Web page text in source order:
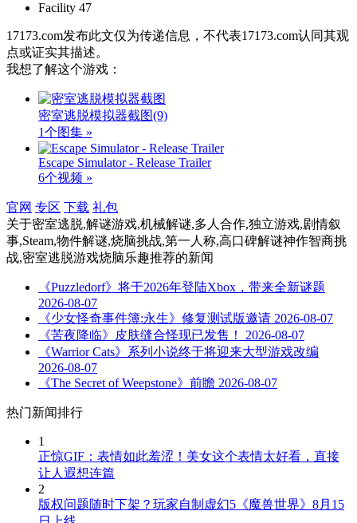
Facility 47
17173.com发布此文仅为传递信息，不代表17173.com认同其观
点或证实其描述。
我想了解这个游戏：
密室逃脱模拟器截图(9)
1个图集 »
Escape Simulator - Release Trailer
6个视频 »
官网 专区 下载 礼包
关于密室逃脱,解谜游戏,机械解谜,多人合作,独立游戏,剧情叙
事,Steam,物件解谜,烧脑挑战,第一人称,高口碑解谜神作智商挑
战,密室逃脱游戏烧脑乐趣推荐的新闻
《Puzzledorf》将于2026年登陆Xbox，带来全新谜题
2026-08-07
《少女怪奇事件簿:永生》修复测试版邀请 2026-08-07
《苦夜降临》皮肤缝合怪现已发售！
2026-08-07
《Warrior Cats》系列小说终于将迎来大型游戏改编
2026-08-07
《The Secret of Weepstone》前瞻 2026-08-07
热门新闻排行
1
正惊GIF：表情如此羞涩！美女这个表情太好看，直接
让人遐想连篇
2
版权问题随时下架？玩家自制虚幻5《魔兽世界》8月15